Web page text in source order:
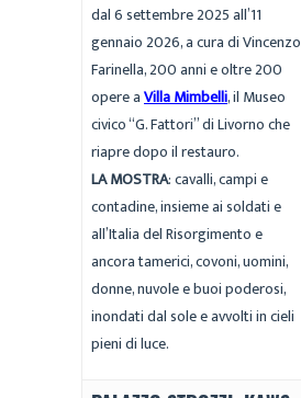
dal 6 settembre 2025 all’11
gennaio 2026, a cura di Vincenzo
Farinella, 200 anni e oltre 200
opere aVilla Mimbelli, il Museo
civico “G. Fattori” di Livorno che
riapre dopo il restauro.
LA MOSTRA: cavalli, campi e
contadine, insieme ai soldati e
all’Italia del Risorgimento e
ancora tamerici, covoni, uomini,
donne, nuvole e buoi poderosi,
inondati dal sole e avvolti in cieli
pieni di luce.